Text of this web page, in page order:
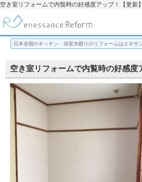
日本全国のキッチン・浴室水廻りのリフォームはエネサ
空き室リフォームで内覧時の好感度